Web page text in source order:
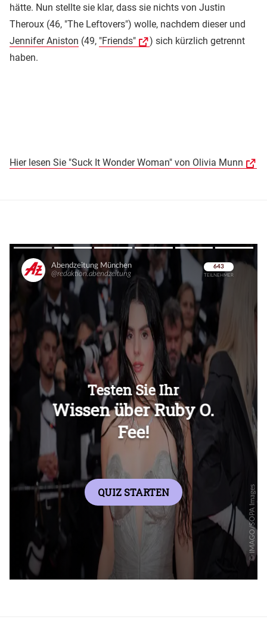
hätte. Nun stellte sie klar, dass sie nichts von Justin
Theroux (46, "The Leftovers") wolle, nachdem dieser und
Jennifer Aniston (49, "Friends"
) sich kürzlich getrennt
haben.
Hier lesen Sie "Suck It Wonder Woman" von Olivia Munn
Überspringen
Überspringen